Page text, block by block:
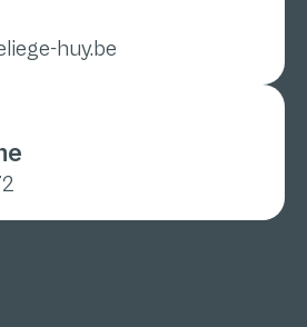
huy.be